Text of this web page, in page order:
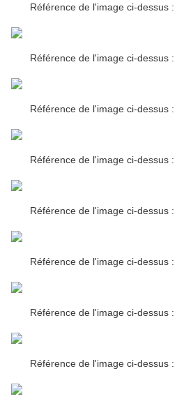
Référence de l'image ci-dessus
Référence de l'image ci-dessus
Référence de l'image ci-dessus
Référence de l'image ci-dessus
Référence de l'image ci-dessus
Référence de l'image ci-dessus
Référence de l'image ci-dessus
Référence de l'image ci-dessus